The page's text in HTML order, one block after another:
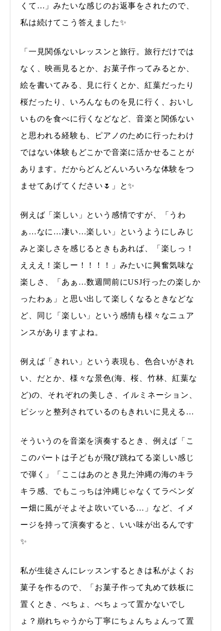
くて…」みたいな感じのお返事をされたので、
私は続けてこう答えました✨
「一見関係ないレッスンと旅行。旅行だけでは
なく、映画見るとか、お菓子作ってみるとか、
絵を書いてみる、見に行くとか、紅葉だったり
桜だったり、いろんなものを見に行く、おいし
いものを食べに行くなどなど、音楽と関係ない
と思われる経験も、ピアノのために行ったわけ
ではない体験もどこかで音楽に活かせることが
あります。だからどんどんいろいろな体験をつ
ませてあげてください🌷」と✨
例えば「楽しい」という感情ですが、「うわ
ぁ…なに…凄い…楽しい」というようにしみじ
みと楽しさを感じるときもあれば、「楽しっ！
えええ！楽しー！！！！」みたいに興奮気味な
楽しさ、「あぁ…数週間前にUSJ行ったの楽しか
ったわぁ」と思い出して楽しくなるときなどな
ど、同じ「楽しい」という感情も様々なニュア
ンスがありますよね。
例えば「きれい」という表現も、色合いがきれ
い、だとか、様々な景色(海、桜、竹林、紅葉な
ど)の、それぞれの美しさ、イルミネーション、
ピシッと整列されているのもきれいに見える…
そういうのを音楽を演奏するとき、例えば「こ
このパートは子どもが飛び跳ねてる楽しい感じ
で弾く」「ここはあのとき見た沖縄の海のキラ
キラ感、でもこっちは沖縄じゃなくてラベンダ
ー畑に風がそよそよ吹いている…」など、イメ
ージを持って演奏すると、いい味が出るんです
✨
私が生徒さんにレッスンするときは私がよくお
菓子を作るので、「お菓子作って丸めて鉄板に
置くとき、べちょ、べちょって置かないでし
ょ？崩れちゃうから丁寧にちょんちょんって置